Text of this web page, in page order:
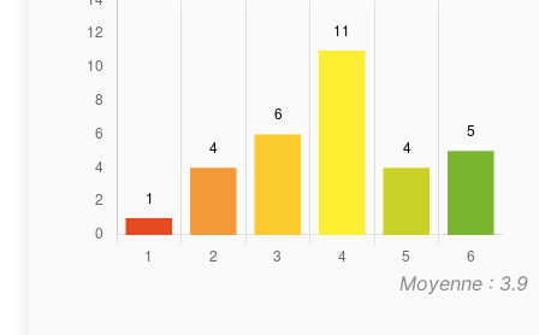
Moyenne : 3.9